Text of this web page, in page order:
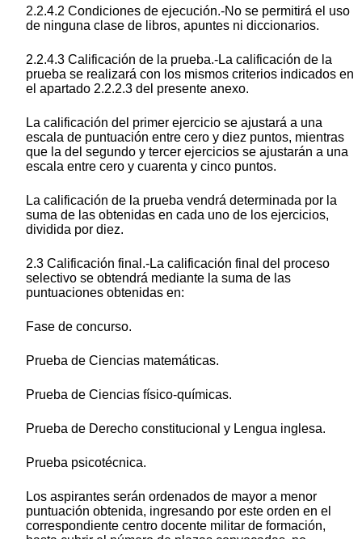
2.2.4.2 Condiciones de ejecución.-No se permitirá el uso
de ninguna clase de libros, apuntes ni diccionarios.
2.2.4.3 Calificación de la prueba.-La calificación de la
prueba se realizará con los mismos criterios indicados en
el apartado 2.2.2.3 del presente anexo.
La calificación del primer ejercicio se ajustará a una
escala de puntuación entre cero y diez puntos, mientras
que la del segundo y tercer ejercicios se ajustarán a una
escala entre cero y cuarenta y cinco puntos.
La calificación de la prueba vendrá determinada por la
suma de las obtenidas en cada uno de los ejercicios,
dividida por diez.
2.3 Calificación final.-La calificación final del proceso
selectivo se obtendrá mediante la suma de las
puntuaciones obtenidas en:
Fase de concurso.
Prueba de Ciencias matemáticas.
Prueba de Ciencias físico-químicas.
Prueba de Derecho constitucional y Lengua inglesa.
Prueba psicotécnica.
Los aspirantes serán ordenados de mayor a menor
puntuación obtenida, ingresando por este orden en el
correspondiente centro docente militar de formación,